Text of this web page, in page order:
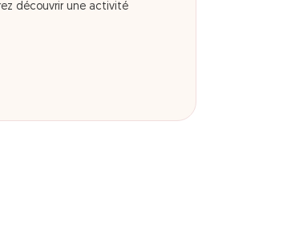
découvrir une activité